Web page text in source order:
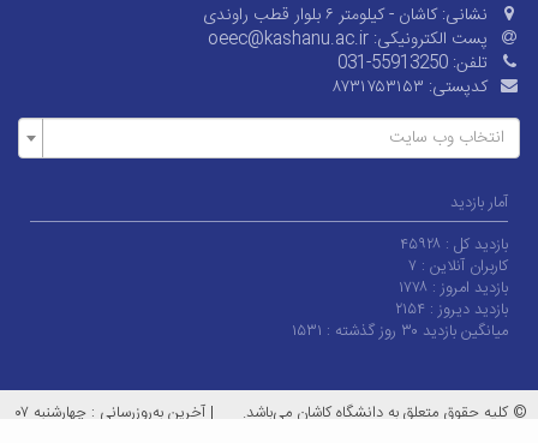
نشانی: کاشان - کیلومتر ۶ بلوار قطب راوندی
پست الکترونیکی: oeec@kashanu.ac.ir
تلفن: 031-55913250
کدپستی: ۸۷۳۱۷۵۳۱۵۳
انتخاب وب سایت
آمار بازدید
بازدید کل : ۴۵۹۲۸
کاربران آنلاین : ۷
بازدید امروز : ۱۷۷۸
بازدید دیروز : ۲۱۵۴
میانگین بازدید ۳۰ روز گذشته :
۱۵۳۱
© کلیه حقوق متعلق به دانشگاه کاشان می‌باشد. |
آخرین به‌روزرسانی : چهارشنبه ۰۷